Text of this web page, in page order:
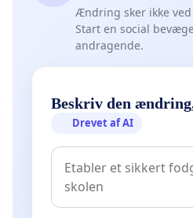
Ændring sker ikke
Start en social
andragende.
Beskriv den
Drevet af AI